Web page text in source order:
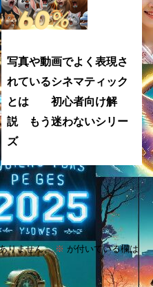
写真や動画でよく表現さ
れているシネマティック
とは 初心者向け解
説 もう迷わないシリー
ズ
りません。 ※ が付いている欄は